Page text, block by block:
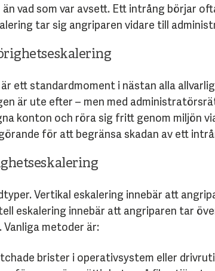
vad som var avsett. Ett intrång börjar
tar sig angriparen vidare till
ett standardmoment i nästan alla
är ute efter – men med
konton och röra sig fritt genom miljön
för att begränsa skadan av ett
Vertikal eskalering innebär att
eskalering innebär att angriparen tar
Vanliga metoder är:
brister i operativsystem eller